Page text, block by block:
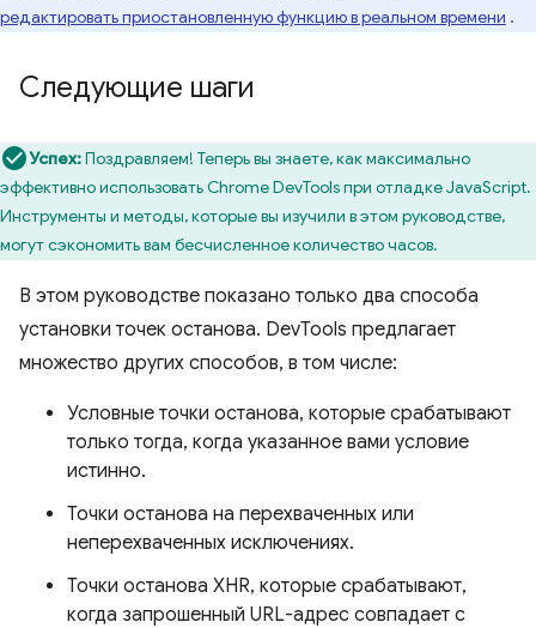
редактировать приостановленную функцию в реальном времени .
Следующие шаги
Успех:Поздравляем! Теперь вы знаете, как максимально
эффективно использовать Chrome DevTools при отладке JavaScript.
Инструменты и методы, которые вы изучили в этом руководстве,
могут сэкономить вам бесчисленное количество часов.
В этом руководстве показано только два способа
установки точек останова. DevTools предлагает
множество других способов, в том числе:
Условные точки останова, которые срабатывают
только тогда, когда указанное вами условие
истинно.
Точки останова на перехваченных или
неперехваченных исключениях.
Точки останова XHR, которые срабатывают,
когда запрошенный URL-адрес совпадает с